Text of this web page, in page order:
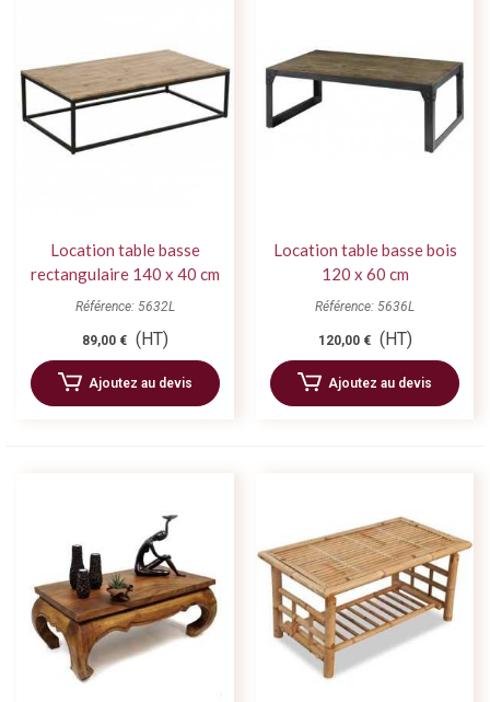
Location table basse
rectangulaire 140 x 40 cm
style industriel
Référence: 5632L
89,00 € (HT)
Ajoutez au devis
Location table basse bois
120 x 60 cm
Référence: 5636L
120,00 € (HT)
Ajoutez au devis